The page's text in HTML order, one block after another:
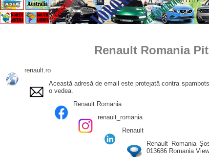
Renault Romania
renault.ro
Această adresă de email este protejată contra
o vedea.
Renault Romania
renault_romania
Renault
Renault Romania
013686 Romania